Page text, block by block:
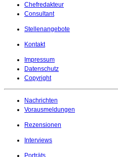
Chefredakteur
Consultant
Stellenangebote
Kontakt
Impressum
Datenschutz
Copyright
Nachrichten
Vorausmeldungen
Rezensionen
Interviews